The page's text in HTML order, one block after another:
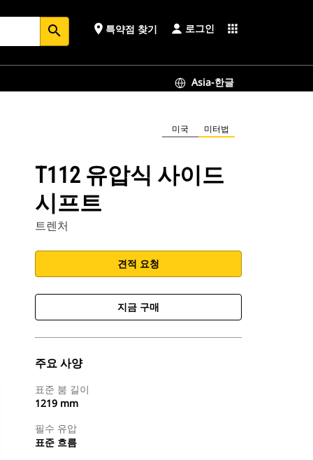
search place 특약점 찾기 로그인 apps
Asia-한글
미국 미터법
T112 유압식 사이드
시프트
트렌처
견적 요청
지금 구매
주요 사양
표준 붐 길이
1219 mm
필수 유압
표준 흐름